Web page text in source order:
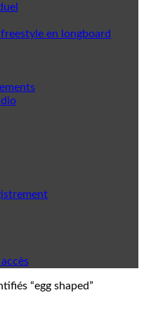
en longboard
“egg shaped”